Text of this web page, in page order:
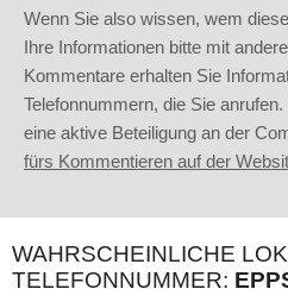
Wenn Sie also wissen, wem
Ihre Informationen bitte mit
Kommentare erhalten Sie
Telefonnummern, die Sie
eine aktive Beteiligung an der
fürs Kommentieren auf der
WAHRSCHEINLICHE
TELEFONNUMMER: